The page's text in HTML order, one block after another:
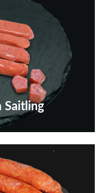
Saitling